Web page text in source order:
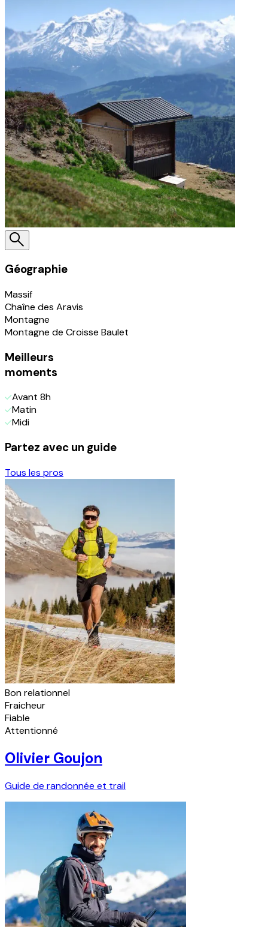
Géographie
Massif
Chaîne des Aravis
Montagne
Montagne de Croisse Baulet
Meilleurs
moments
Avant 8h
Matin
Midi
Partez avec un guide
Tous les pros
Bon relationnel
Fraicheur
Fiable
Attentionné
Olivier Goujon
Guide de randonnée et trail